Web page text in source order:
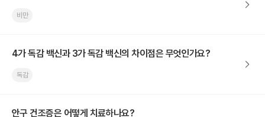
비만
4가 독감 백신과 3가 독감 백신의 차이점은 무엇인가요?
독감
안구 건조증은 어떻게 치료하나요?